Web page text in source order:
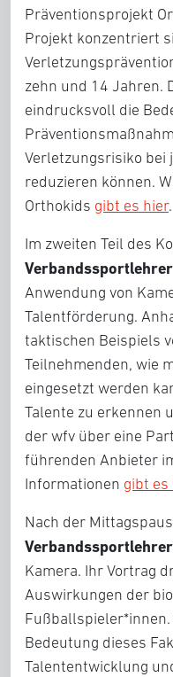
Präventionsprojekt
Projekt konzentriert
zehn und 14 Jahren.
eindrucksvoll die
Verletzungsrisiko bei
reduzieren können.
Orthokids gibt es hier.
Im zweiten Teil des
Anwendung von
Talentförderung.
taktischen Beispiels
Teilnehmenden, wie
eingesetzt werden
Talente zu erkennen
der wfv über eine
führenden Anbieter
Informationen gibt es
Nach der
Kamera. Ihr Vortrag
Auswirkungen der
Bedeutung dieses
Talententwicklung